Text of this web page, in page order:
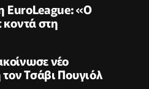
EuroLeague: «Ο
κοντά στη
νέο
Τσάβι Πουγιόλ